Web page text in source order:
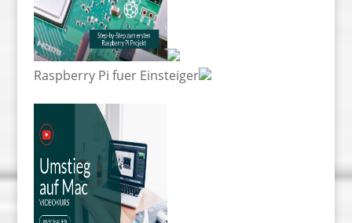
Raspberry Pi fuer Einsteiger